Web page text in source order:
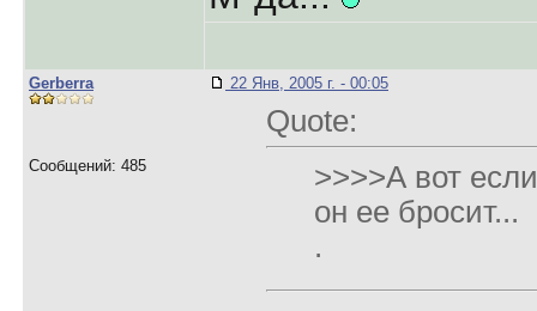
Gerberra
Сообщений: 485
22 Янв, 2005 г. - 00:05
Quote:
>>>>А вот
он ее бросит...
.